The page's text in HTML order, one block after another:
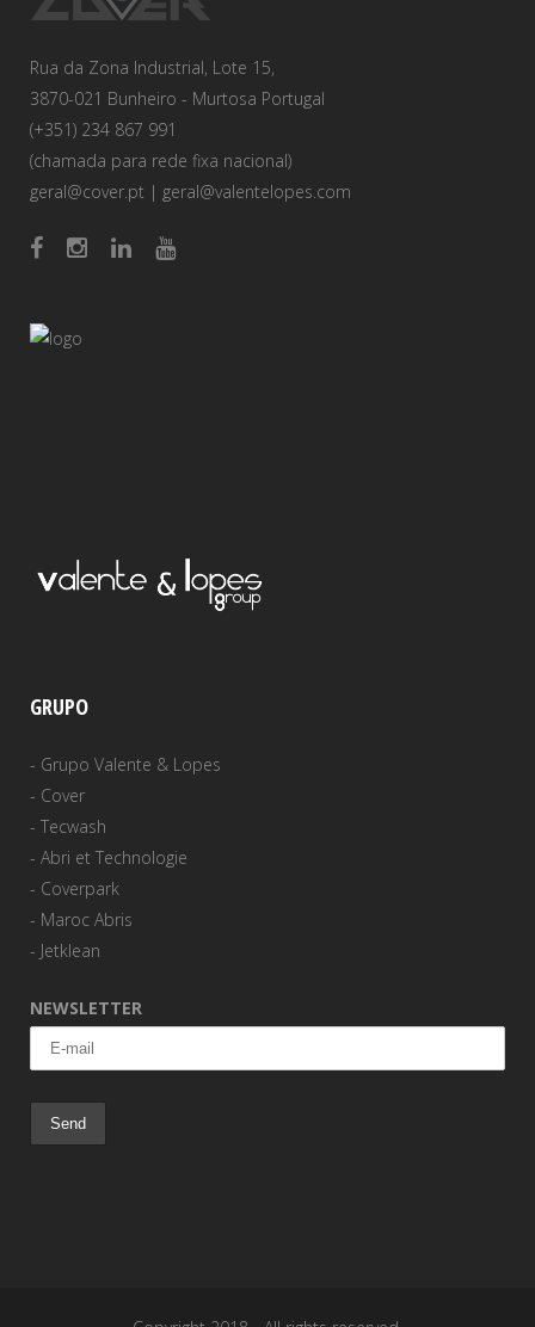
Rua da Zona Industrial, Lote 15,
3870-021 Bunheiro - Murtosa Portugal
(+351) 234 867 991
(chamada para rede fixa nacional)
geral@cover.pt | geral@valentelopes.com
GRUPO
- Grupo Valente & Lopes
- Cover
- Tecwash
- Abri et Technologie
- Coverpark
- Maroc Abris
- Jetklean
NEWSLETTER